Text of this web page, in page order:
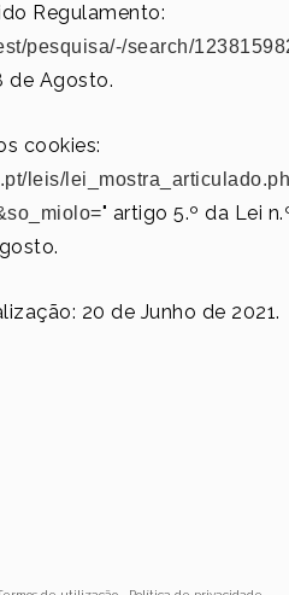
Regulamento:
pesquisa/-/search/
de Agosto.
cookies:
leis/
" artigo 5.º da Lei
20 de Junho de 2021.